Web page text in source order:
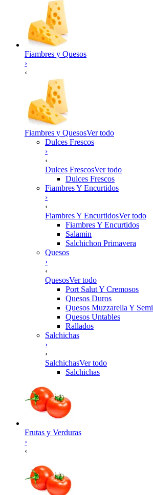
Fiambres y Quesos
›
‹
Fiambres y QuesosVer todo
Dulces Frescos
›
‹
Dulces FrescosVer todo
Dulces Frescos
Fiambres Y Encurtidos
›
‹
Fiambres Y EncurtidosVer todo
Fiambres Y Encurtidos
Salamin
Salchichon Primavera
Quesos
›
‹
QuesosVer todo
Port Salut Y Cremosos
Quesos Duros
Quesos Muzzarella Y Semi
Quesos Untables
Rallados
Salchichas
›
‹
SalchichasVer todo
Salchichas
Frutas y Verduras
›
‹